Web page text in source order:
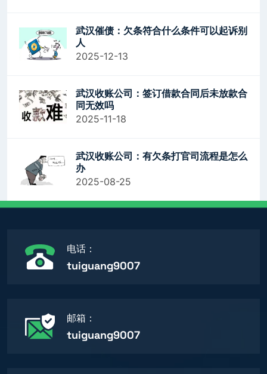
武汉催债：欠条符合什么条件可以起诉别
人
2025-12-13
武汉收账公司：签订借款合同后未放款合
同无效吗
2025-11-18
武汉收账公司：有欠条打官司流程是怎么
办
2025-08-25
电话：
tuiguang9007
邮箱：
tuiguang9007